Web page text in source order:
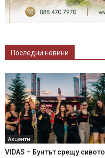
Последни новини
Акценти
VIDAS – Бунтът срещу сивото